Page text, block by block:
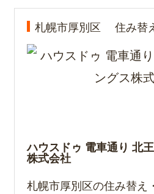
札幌市厚別区 住み替
ハウスドゥ 電車通り 北
株式会社
札幌市厚別区の住み替え